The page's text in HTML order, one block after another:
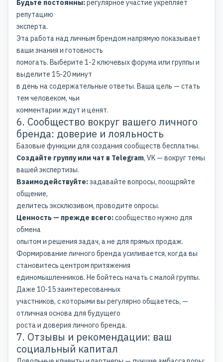
Будьте постоянны:регулярное участие укрепляет
репутацию
эксперта.
Эта работа над личным брендом напрямую показывает
ваши знания и готовность
помогать. Выберите 1-2 ключевых форума или группы и
выделите 15-20 минут
в день на содержательные ответы. Ваша цель — стать
тем человеком, чьи
комментарии ждут и ценят.
6. Сообщество вокруг вашего личного
бренда: доверие и лояльность
Базовые функции для создания сообществ бесплатны.
Создайте группу или чат в Telegram, VK — вокруг темы
вашей экспертизы.
Взаимодействуйте:задавайте вопросы, поощряйте
общение,
делитесь эксклюзивом, проводите опросы.
Ценность — прежде всего:сообщество нужно для
обмена
опытом и решения задач, а не для прямых продаж.
Формирование личного бренда усиливается, когда вы
становитесь центром притяжения
единомышленников. Не бойтесь начать с малой группы.
Даже 10-15 заинтересованных
участников, с которыми вы регулярно общаетесь, —
отличная основа для будущего
роста и доверия личного бренда.
7. Отзывы и рекомендации: ваш
социальный капитал